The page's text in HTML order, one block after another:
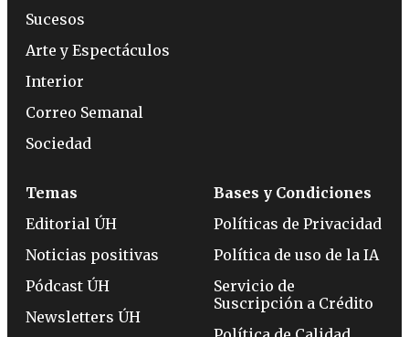
Sucesos
Arte y Espectáculos
Interior
Correo Semanal
Sociedad
Temas
Editorial ÚH
Noticias positivas
Pódcast ÚH
Newsletters ÚH
Bases y Condiciones
Políticas de Privacidad
Política de uso de la IA
Servicio de
Suscripción a Crédito